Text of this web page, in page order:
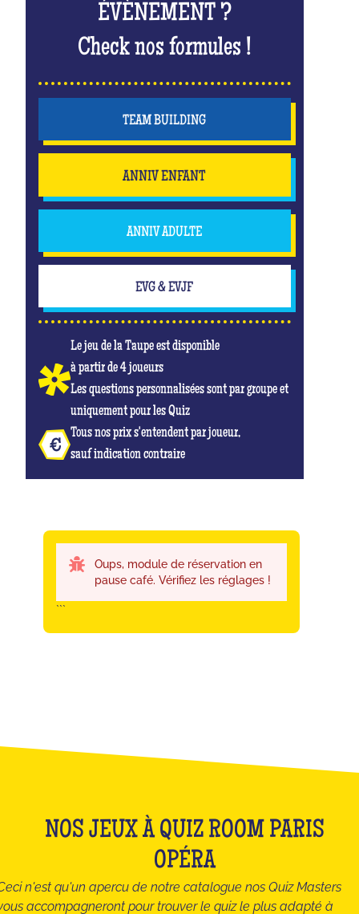
ÉVÈNEMENT ?
Check nos formules !
TEAM BUILDING
ANNIV ENFANT
ANNIV ADULTE
EVG & EVJF
Le jeu de la Taupe est disponible
à partir de 4 joueurs
Les questions personnalisées sont par groupe et
uniquement pour les Quiz
Tous nos prix s'entendent par joueur,
sauf indication contraire
Oups, module de réservation en
pause café. Vérifiez les réglages !
```
NOS JEUX À QUIZ ROOM PARIS
OPÉRA
n'est qu'un apercu de notre catalogue nos Quiz Masters
accompagneront pour trouver le quiz le plus adapté à